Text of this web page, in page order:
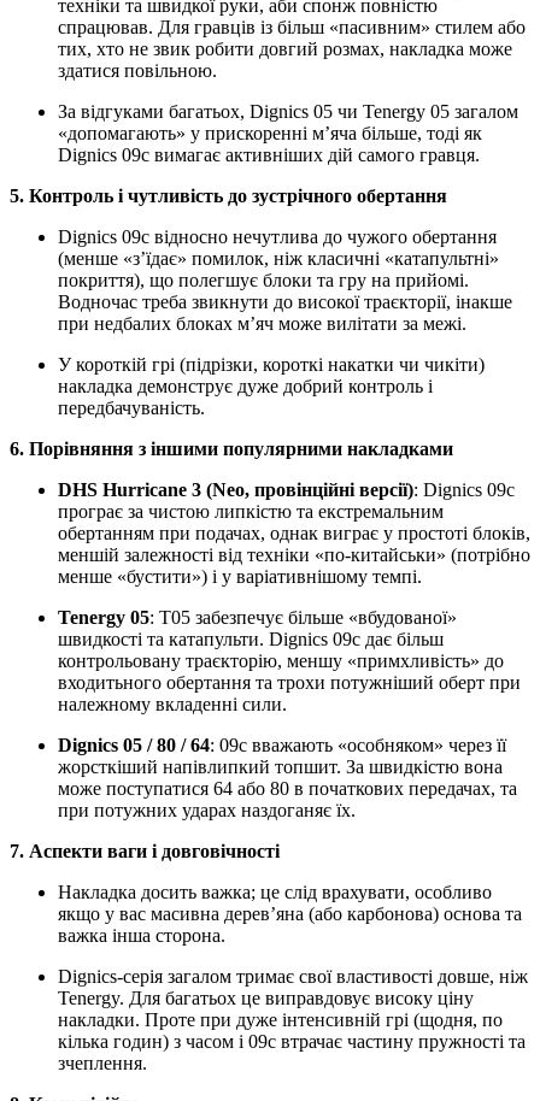
техніки та швидкої руки, аби спонж повністю
спрацював. Для гравців із більш «пасивним» стилем або
тих, хто не звик робити довгий розмах, накладка може
здатися повільною.
За відгуками багатьох, Dignics 05 чи Tenergy 05 загалом
«допомагають» у прискоренні м’яча більше, тоді як
Dignics 09c вимагає активніших дій самого гравця.
5. Контроль і чутливість до зустрічного обертання
Dignics 09c відносно нечутлива до чужого обертання
(менше «з’їдає» помилок, ніж класичні «катапультні»
покриття), що полегшує блоки та гру на прийомі.
Водночас треба звикнути до високої траєкторії, інакше
при недбалих блоках м’яч може вилітати за межі.
У короткій грі (підрізки, короткі накатки чи чикіти)
накладка демонструє дуже добрий контроль і
передбачуваність.
6. Порівняння з іншими популярними накладками
DHS Hurricane 3 (Neo, провінційні версії): Dignics 09c
програє за чистою липкістю та екстремальним
обертанням при подачах, однак виграє у простоті блоків,
меншій залежності від техніки «по-китайськи» (потрібно
менше «бустити») і у варіативнішому темпі.
Tenergy 05: T05 забезпечує більше «вбудованої»
швидкості та катапульти. Dignics 09c дає більш
контрольовану траєкторію, меншу «примхливість» до
входитьного обертання та трохи потужніший оберт при
належному вкладенні сили.
Dignics 05 / 80 / 64: 09c вважають «особняком» через її
жорсткіший напівлипкий топшит. За швидкістю вона
може поступатися 64 або 80 в початкових передачах, та
при потужних ударах наздоганяє їх.
7. Аспекти ваги і довговічності
Накладка досить важка; це слід врахувати, особливо
якщо у вас масивна дерев’яна (або карбонова) основа та
важка інша сторона.
Dignics-серія загалом тримає свої властивості довше, ніж
Tenergy. Для багатьох це виправдовує високу ціну
накладки. Проте при дуже інтенсивній грі (щодня, по
кілька годин) з часом і 09c втрачає частину пружності та
зчеплення.